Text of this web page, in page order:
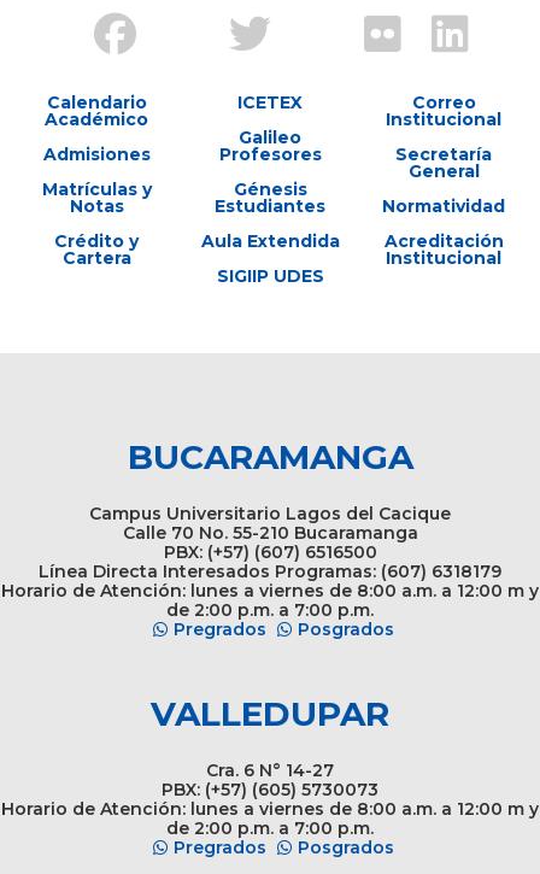
Calendario
Académico
Admisiones
Matrículas y
Notas
Crédito y
Cartera
ICETEX
Galileo
Profesores
Génesis
Estudiantes
Aula Extendida
SIGIIP UDES
Correo
Institucional
Secretaría
General
Normatividad
Acreditación
Institucional
BUCARAMANGA
Campus Universitario Lagos del Cacique
Calle 70 No. 55-210 Bucaramanga
PBX: (+57) (607) 6516500
Línea Directa Interesados Programas: (607) 6318179
Horario de Atención: lunes a viernes de 8:00 a.m. a 12:00 m y
de 2:00 p.m. a 7:00 p.m.
Pregrados
Posgrados
VALLEDUPAR
Cra. 6 N° 14-27
PBX: (+57) (605) 5730073
Horario de Atención: lunes a viernes de 8:00 a.m. a 12:00 m y
de 2:00 p.m. a 7:00 p.m.
Pregrados
Posgrados